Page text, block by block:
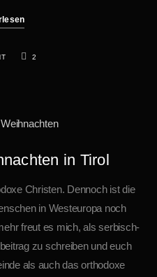
2
in Tirol
Christen. Dennoch ist die
in Westeuropa noch
freut es mich, als serbisch-
zu schreiben und euch
als auch das orthodoxe